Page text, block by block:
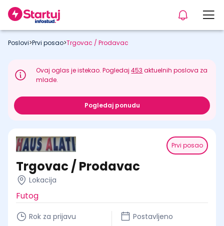
Poslovi>Prvi posao>Trgovac / Prodavac
Ovaj oglas je istekao. Pogledaj453 aktuelnih poslova za
mlade.
Pogledaj ponudu
Prvi posao
Trgovac / Prodavac
Lokacija
Futog
Rok za prijavu Postavljeno